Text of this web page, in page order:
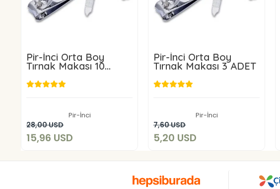
Pir-İnci Orta Boy
Tırnak Makası 10
Pir-İnci
28,00 USD
15,96 USD
Pir-İnci Orta Boy
Tırnak Makası 3 ADET
Pir-İnci
7,60 USD
5,20 USD